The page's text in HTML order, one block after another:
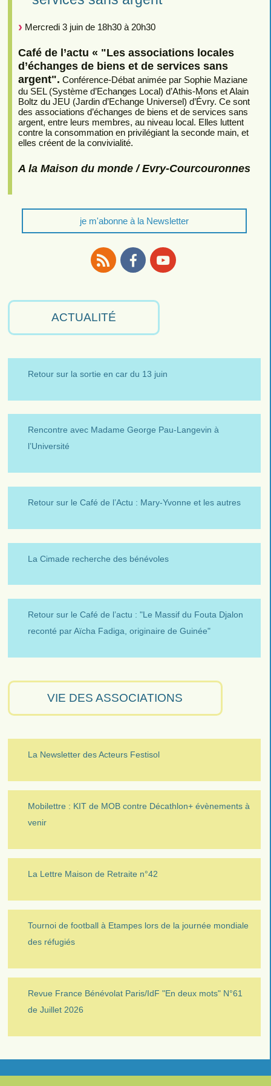
Mercredi 3 juin de 18h30 à 20h30
Café de l’actu « "Les associations locales
d’échanges de biens et de services sans
argent". Conférence-Débat animée par Sophie Maziane
du SEL (Système d’Echanges Local) d’Athis-Mons et Alain
Boltz du JEU (Jardin d’Echange Universel) d’Évry. Ce sont
des associations d’échanges de biens et de services sans
argent, entre leurs membres, au niveau local. Elles luttent
contre la consommation en privilégiant la seconde main, et
elles créent de la convivialité.
A la Maison du monde / Evry-Courcouronnes
je m'abonne à la Newsletter
ACTUALITÉ
Retour sur la sortie en car du 13 juin
Rencontre avec Madame George Pau-Langevin à
l’Université
Retour sur le Café de l’Actu : Mary-Yvonne et les autres
La Cimade recherche des bénévoles
Retour sur le Café de l’actu : "Le Massif du Fouta Djalon
reconté par Aïcha Fadiga, originaire de Guinée"
VIE DES ASSOCIATIONS
La Newsletter des Acteurs Festisol
Mobilettre : KIT de MOB contre Décathlon+ évènements à
venir
La Lettre Maison de Retraite n°42
Tournoi de football à Etampes lors de la journée mondiale
des réfugiés
Revue France Bénévolat Paris/IdF "En deux mots" N°61
de Juillet 2026